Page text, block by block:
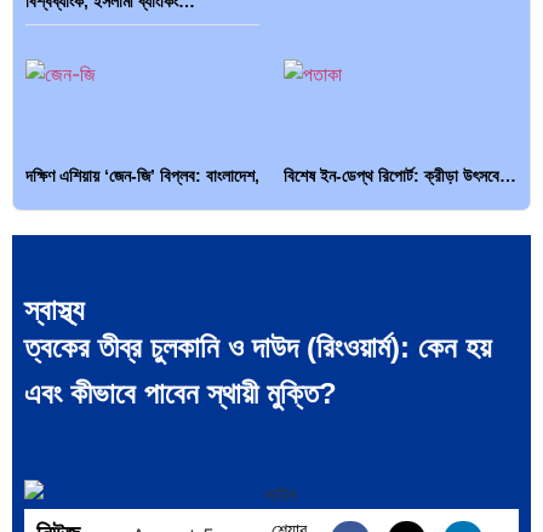
দক্ষিণ এশিয়ায় ‘জেন-জি’ বিপ্লব: বাংলাদেশ,
বিশেষ ইন-ডেপ্থ রিপোর্ট: ক্রীড়া উৎসবে…
ভারত মহাসাগরের অশ্রু: শ্রীলঙ্কার ২৬… ক্রূরতা ও ধ্বংসের মহাকাব্য: পৃথিবীর…
স্বাস্থ্য
ত্বকের তীব্র চুলকানি ও দাউদ (রিংওয়ার্ম): কেন হয়
এবং কীভাবে পাবেন স্থায়ী মুক্তি?